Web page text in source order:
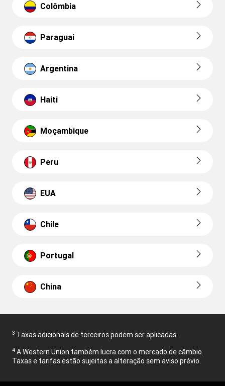
Colômbia
Paraguai
Argentina
Haiti
Moçambique
Peru
EUA
Chile
Portugal
China
3 Taxas adicionais de terceiros podem ser aplicadas.
4 A Western Union também lucra com o mercado de câmbio.
Taxas e tarifas estão sujeitas a alteração sem aviso prévio.